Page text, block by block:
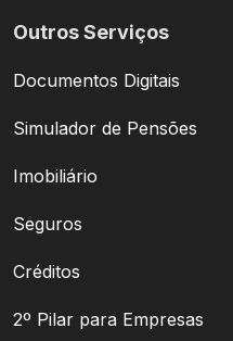
Outros Serviços
Documentos Digitais
Simulador de Pensões
Imobiliário
Seguros
Créditos
2º Pilar para Empresas